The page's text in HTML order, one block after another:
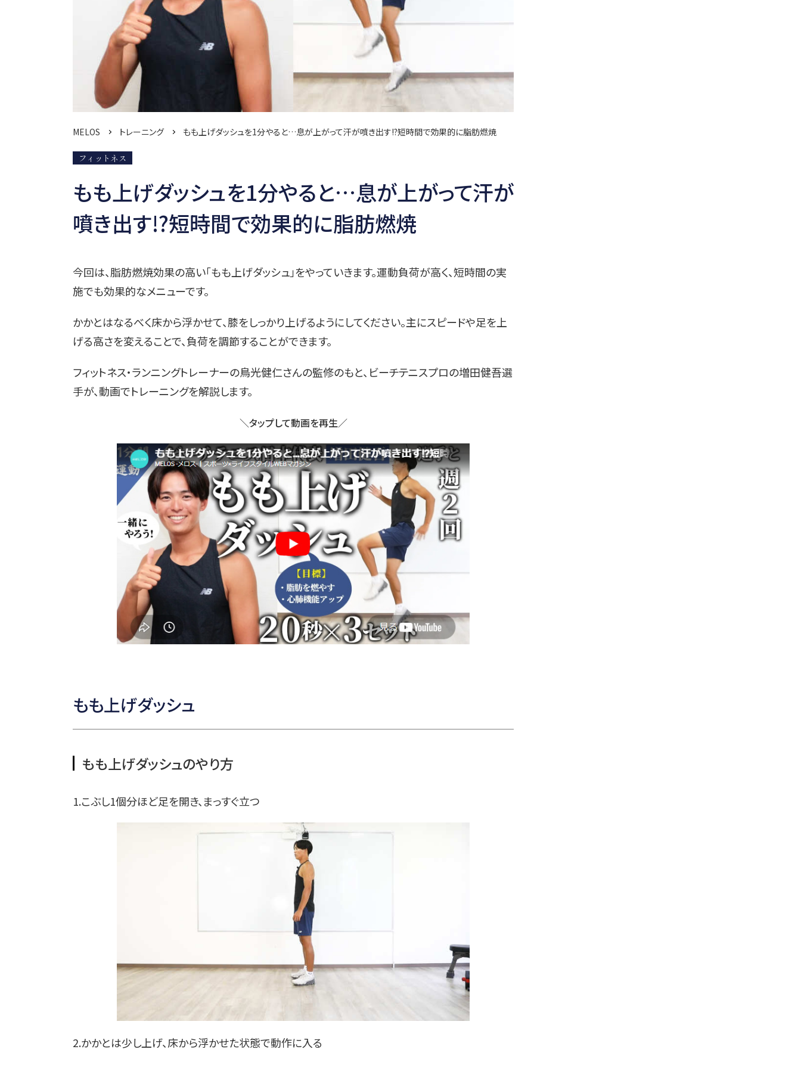
MELOS トレーニング もも上げダッシュを1分やると…息が上がって汗が噴き出す!?短時間で効果的に脂肪燃焼
フィットネス
もも上げダッシュを1分やると…息が上がって汗が
噴き出す!?短時間で効果的に脂肪燃焼
今回は、脂肪燃焼効果の高い「もも上げダッシュ」をやっていきます。運動負荷が高く、短時間の実
施でも効果的なメニューです。
かかとはなるべく床から浮かせて、膝をしっかり上げるようにしてください。主にスピードや足を上
げる高さを変えることで、負荷を調節することができます。
フィットネス・ランニングトレーナーの鳥光健仁さんの監修のもと、ビーチテニスプロの増田健吾選
手が、動画でトレーニングを解説します。
＼タップして動画を再生／
もも上げダッシュ
もも上げダッシュのやり方
1.こぶし1個分ほど足を開き、まっすぐ立つ
2.かかとは少し上げ、床から浮かせた状態で動作に入る